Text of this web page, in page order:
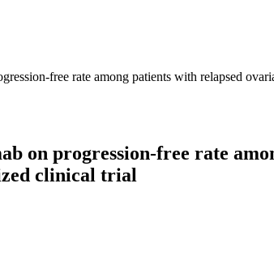
free rate among patients with relapsed
on progression-free rate
clinical trial